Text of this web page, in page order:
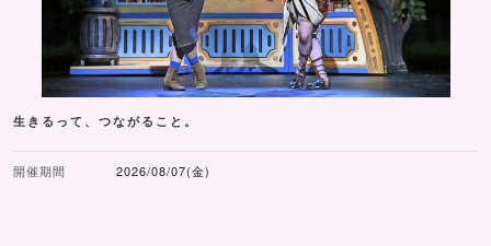
生きるって、つながること。
開催期間 2026/08/07(金)